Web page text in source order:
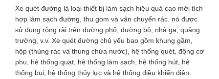
Xe quét đường là loại thiết bị làm sạch hiệu quả cao mới tích
hợp làm sạch đường, thu gom và vận chuyển rác. nó được
sử dụng rộng rãi trên đường phố, đường bộ, nhà ga, quảng
trường, v.v. Xe quét đường chủ yếu bao gồm khung gầm,
hộp (thùng rác và thùng chứa nước), hệ thống quét, động cơ
phụ, hệ thống quạt, hệ thống làm sạch, hệ thống hút, hệ
thống bụi, hệ thống thủy lực và hệ thống điều khiển điện.